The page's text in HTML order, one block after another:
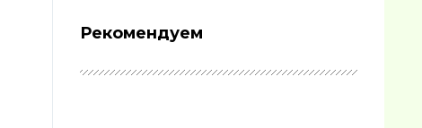
Рекомендуем